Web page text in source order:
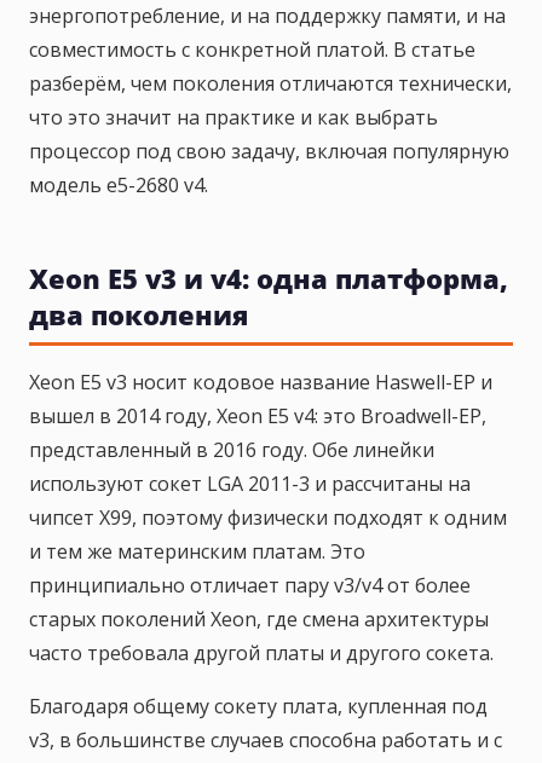
энергопотребление, и на поддержку памяти, и на
совместимость с конкретной платой. В статье
разберём, чем поколения отличаются технически,
что это значит на практике и как выбрать
процессор под свою задачу, включая популярную
модель e5-2680 v4.
Xeon E5 v3 и v4: одна платформа,
два поколения
Xeon E5 v3 носит кодовое название Haswell-EP и
вышел в 2014 году, Xeon E5 v4: это Broadwell-EP,
представленный в 2016 году. Обе линейки
используют сокет LGA 2011-3 и рассчитаны на
чипсет X99, поэтому физически подходят к одним
и тем же материнским платам. Это
принципиально отличает пару v3/v4 от более
старых поколений Xeon, где смена архитектуры
часто требовала другой платы и другого сокета.
Благодаря общему сокету плата, купленная под
v3, в большинстве случаев способна работать и с